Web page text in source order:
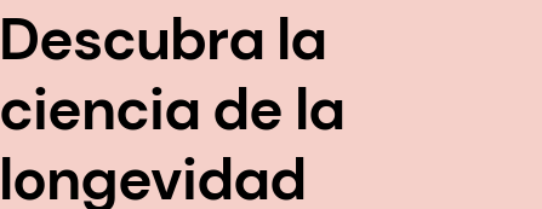
Descubra la
ciencia de la
longevidad